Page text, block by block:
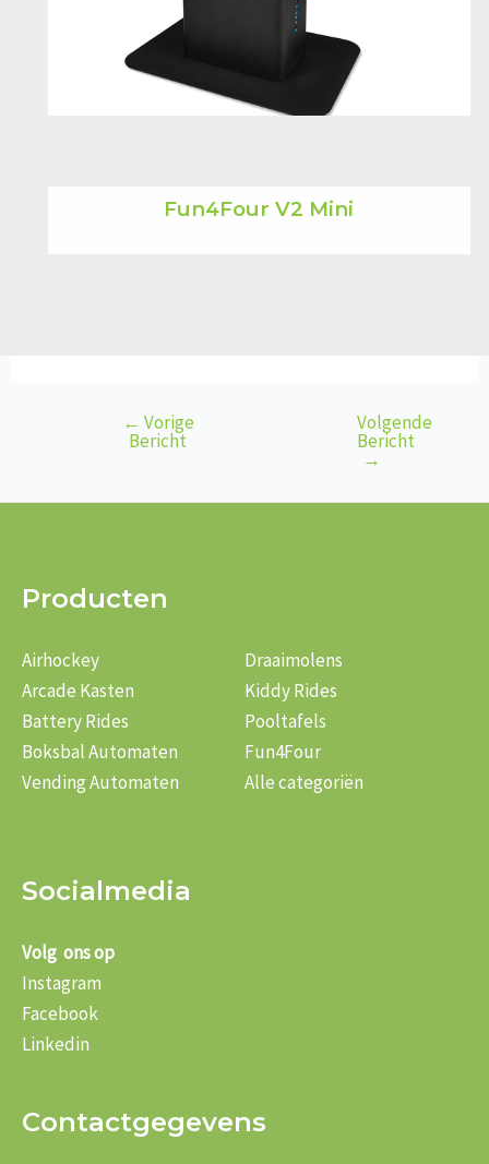
Fun4Four V2 Mini
Bericht← Vorige
Bericht
Volgende
Bericht
→
Producten
Airhockey
Arcade Kasten
Battery Rides
Boksbal Automaten
Vending Automaten
Draaimolens
Kiddy Rides
Pooltafels
Fun4Four
Alle categoriën
Socialmedia
Volg ons op
Instagram
Facebook
Linkedin
Contactgegevens